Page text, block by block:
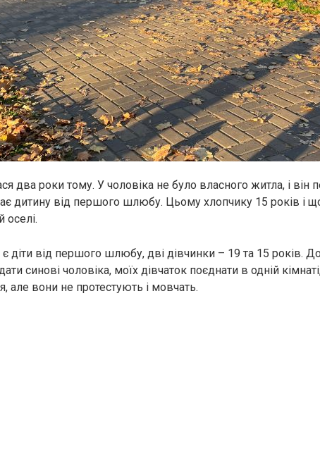
два роки тому. У чоловіка не було власного житла, і він
дитину від першого шлюбу. Цьому хлопчику 15 років і
оселі.
діти від першого шлюбу, дві дівчинки – 19 та 15 років.
синові чоловіка, моїх дівчаток поєднати в одній
але вони не протестують і мовчать.